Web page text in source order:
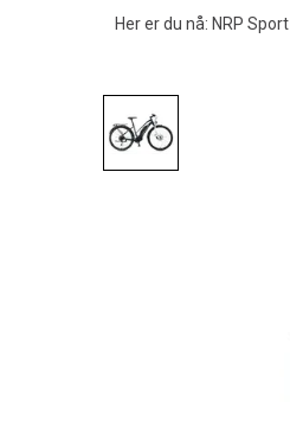
Her er du nå: NRP Sport